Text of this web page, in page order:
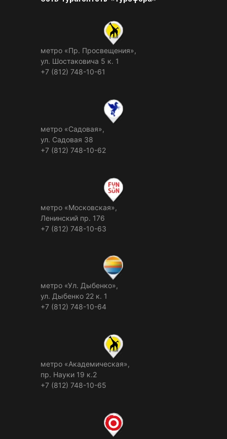
метро «Пр. Просвещения»,
ул. Шостаковича 5 к. 1
+7 (812) 748-10-61
метро «Садовая»,
ул. Садовая 38
+7 (812) 748-10-62
метро «Московская»,
Ленинский пр. 176
+7 (812) 748-10-63
метро «Ул. Дыбенко»,
ул. Дыбенко 22 к. 1
+7 (812) 748-10-64
метро «Академическая»,
пр. Науки 19 к.2
+7 (812) 748-10-65